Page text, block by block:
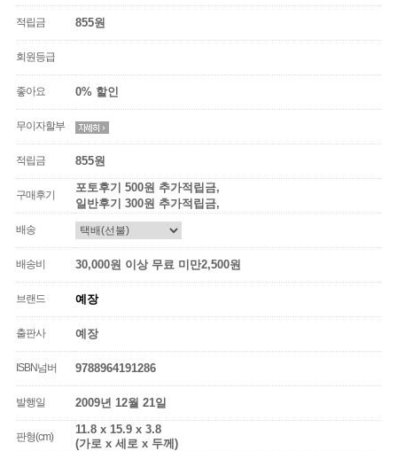
적립금 855원
회원등급
좋아요 0% 할인
무이자할부
적립금 855원
구매후기
포토후기 500원 추가적립금,
일반후기 300원 추가적립금,
배송
배송비 30,000원 이상 무료 미만2,500원
브랜드 예장
출판사 예장
ISBN넘버 9788964191286
발행일 2009년 12월 21일
판형(cm)
11.8 x 15.9 x 3.8
(가로 x 세로 x 두께)